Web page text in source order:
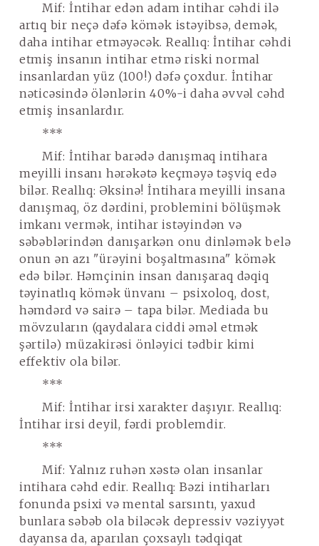
Mif: İntihar edən adam intihar cəhdi ilə
artıq bir neçə dəfə kömək istəyibsə, demək,
daha intihar etməyəcək.Reallıq: İntihar cəhdi
etmiş insanın intihar etmə riski normal
insanlardan yüz (100!) dəfə çoxdur. İntihar
nəticəsində ölənlərin 40%-i daha əvvəl cəhd
etmiş insanlardır.
***
Mif: İntihar barədə danışmaq intihara
meyilli insanı hərəkətə keçməyə təşviq edə
bilər.Reallıq: Əksinə! İntihara meyilli insana
danışmaq, öz dərdini, problemini bölüşmək
imkanı vermək, intihar istəyindən və
səbəblərindən danışarkən onu dinləmək belə
onun ən azı "ürəyini boşaltmasına" kömək
edə bilər. Həmçinin insan danışaraq dəqiq
təyinatlıq kömək ünvanı – psixoloq, dost,
həmdərd və sairə – tapa bilər. Mediada bu
mövzuların (qaydalara ciddi əməl etmək
şərtilə) müzakirəsi önləyici tədbir kimi
effektiv ola bilər.
***
Mif: İntihar irsi xarakter daşıyır. Reallıq:
İntihar irsi deyil, fərdi problemdir.
***
Mif: Yalnız ruhən xəstə olan insanlar
intihara cəhd edir. Reallıq: Bəzi intiharları
fonunda psixi və mental sarsıntı, yaxud
bunlara səbəb ola biləcək depressiv vəziyyət
dayansa da, aparılan çoxsaylı tədqiqat